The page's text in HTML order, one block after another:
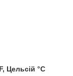
Цельсій °C